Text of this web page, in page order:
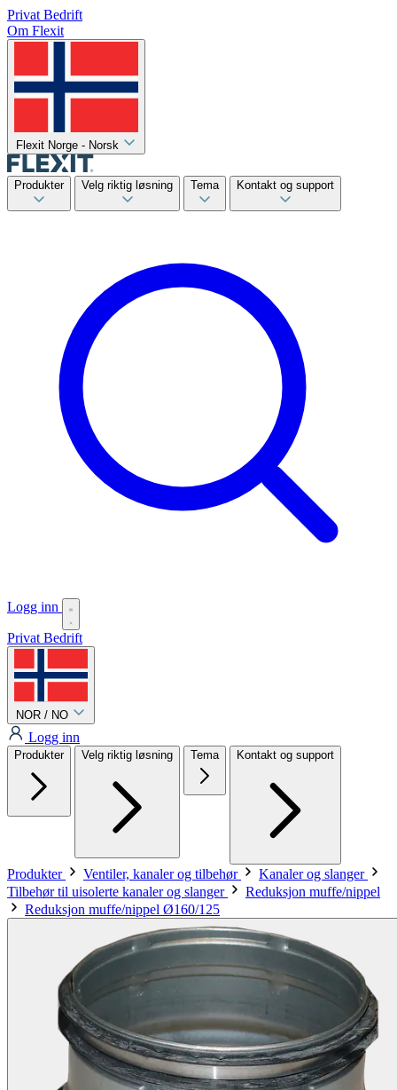
Privat Bedrift
Om Flexit
Flexit Norge - Norsk
Produkter Velg riktig løsning Tema Kontakt og support
Logg inn
Privat Bedrift
NOR / NO
Logg inn
Produkter Velg riktig løsning Tema Kontakt og support
Produkter Ventiler, kanaler og tilbehør
Kanaler og slanger
Tilbehør til uisolerte kanaler og slanger
Reduksjon muffe/nippel
Reduksjon muffe/nippel Ø160/125